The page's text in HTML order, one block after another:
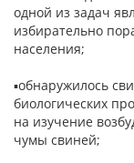
одной из задач
избирательно
населения;
▪обнаружилось
биологических
на изучение
чумы свиней;